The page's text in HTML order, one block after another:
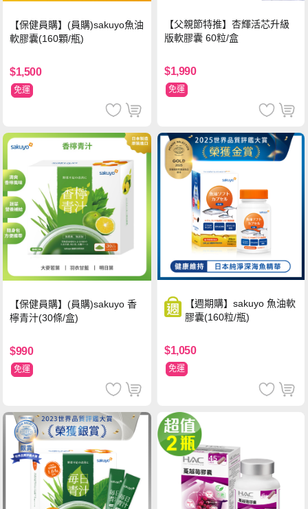
【保健員購】(員購)sakuyo魚油
軟膠囊(160顆/瓶)
$1,500
免運
【父親節特推】杏輝活芯升級
版軟膠囊 60粒/盒
$1,990
免運
【保健員購】(員購)sakuyo 香
檸青汁(30條/盒)
$990
免運
【週期購】sakuyo 魚油軟
膠囊(160粒/瓶)
$1,050
免運